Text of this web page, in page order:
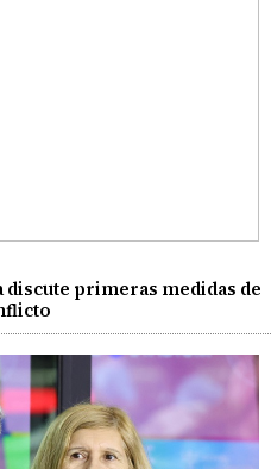
primeras medidas de